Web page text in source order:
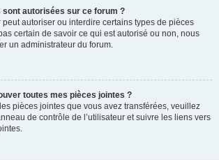
sont autorisées sur ce forum ?
autoriser ou interdire certains types de pièces
certain de savoir ce qui est autorisé ou non, nous
un administrateur du forum.
toutes mes pièces jointes ?
pièces jointes que vous avez transférées, veuillez
de contrôle de l’utilisateur et suivre les liens vers